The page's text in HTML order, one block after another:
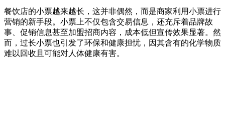
餐饮店的小票越来越长，这并非偶然，而是商家利用小票进行
营销的新手段。小票上不仅包含交易信息，还充斥着品牌故
事、促销信息甚至加盟招商内容，成本低但宣传效果显著。然
而，过长小票也引发了环保和健康担忧，因其含有的化学物质
难以回收且可能对人体健康有害。